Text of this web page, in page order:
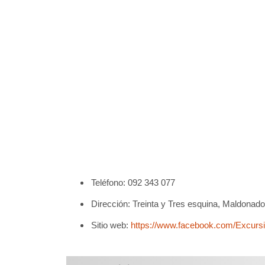
Teléfono: 092 343 077
Dirección: Treinta y Tres esquina, Maldonado
Sitio web: https://www.facebook.com/